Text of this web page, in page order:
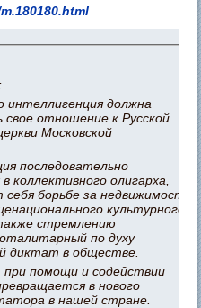
интеллигенция должна
отношение к Русской
Московской
последовательно
коллективного олигарха,
борьбе за недвижимость
культурного
стремлению
по духу
диктат в обществе.
при помощи и содействии
в нового
в нашей стране.